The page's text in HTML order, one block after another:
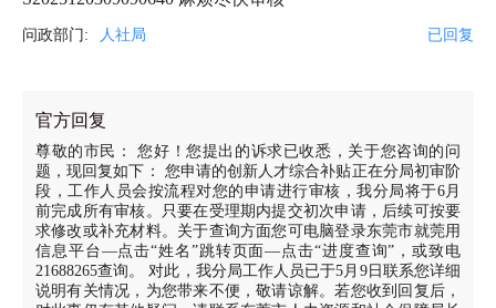
问政部门: 人社局 已回复
官方回复
尊敬的市民： 您好！您提出的诉求已收悉，关于您咨询的问
题，现回复如下： 您申请的创新人才综合补贴正在分局初审阶
段，工作人员会按流程对您的申请进行审核，我分局将于6月
前完成所有审核。只要在受理期内提交初次申请，后续可按要
求修改或补充材料。关于查询方面您可电脑登录东莞市就莞用
信息平台—点击“姓名”跳转页面—点击“进度查询”，或致电
21688265查询。 对此，我分局工作人员已于5月9日联系您详细
说明有关情况，为您带来不便，敬请谅解。若您收到回复后，